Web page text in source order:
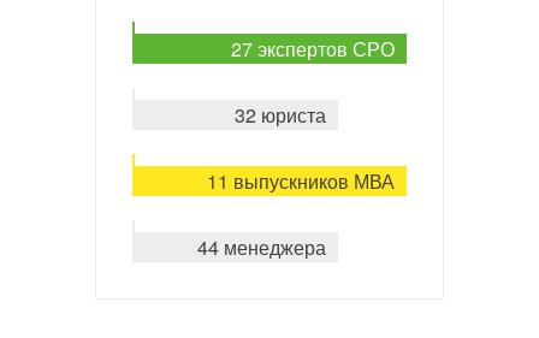
27 экспертов СРО
32 юриста
11 выпускников МВА
44 менеджера